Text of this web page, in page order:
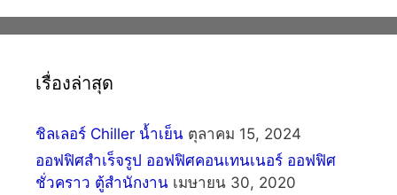
เรื่องล่าสุด
ชิลเลอร์ Chiller น้ำเย็น ตุลาคม 15, 2024
ออฟฟิศสำเร็จรูป ออฟฟิศคอนเทนเนอร์ ออฟฟิศ
ชั่วคราว ตู้สำนักงาน เมษายน 30, 2020